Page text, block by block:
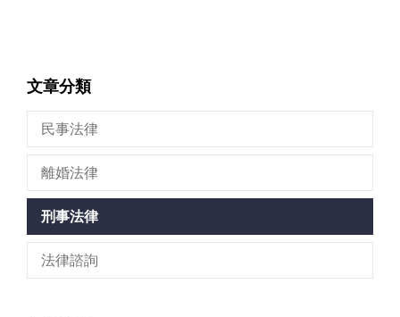
文章分類
民事法律
離婚法律
刑事法律
法律諮詢